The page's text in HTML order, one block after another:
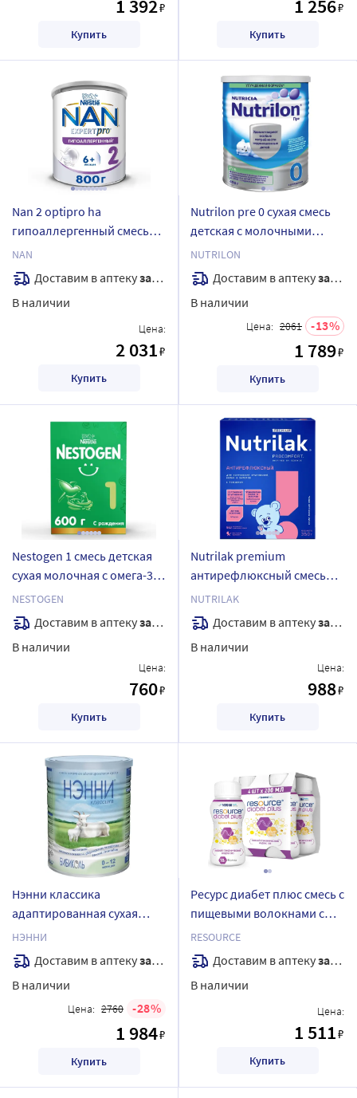
1 392₽
Купить
1 256₽
Купить
Nan 2 optipro ha
гипоаллергенный смесь
детская сухая с 6 месяцев
800 гр
NAN
Доставим в аптекузавтра
В наличии
Цена:
2 031₽
Купить
Nutrilon pre 0 сухая смесь
детская с молочными
липидами pro lipids для
недоношенных и
маловесных детей 400 гр
NUTRILON
Доставим в аптекузавтра
В наличии
Цена: 2061 13
1 789₽
Купить
Nestogen 1 смесь детская
сухая молочная с омега-3
пнжк и лактобактериями
600 гр
NESTOGEN
Доставим в аптекузавтра
В наличии
Цена:
760₽
Купить
Nutrilak premium
антирефлюксный смесь
детская молочная сухая
лечебная с рождения 350г
NUTRILAK
Доставим в аптекузавтра
В наличии
Цена:
988₽
Купить
Нэнни классика
адаптированная сухая
молочная смесь на основе
козьего молока для детей
с рождения до 1 года 400
гр
НЭННИ
Доставим в аптекузавтра
В наличии
Цена: 2760 28
1 984₽
Купить
Ресурс диабет плюс смесь с
пищевыми волокнами с
ароматом ванили 200 мл 4
шт.
RESOURCE
Доставим в аптекузавтра
В наличии
Цена:
1 511₽
Купить